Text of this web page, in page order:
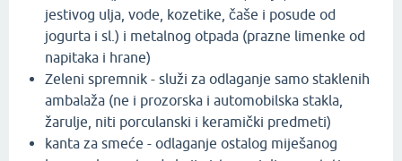
jestivog ulja, vode, kozetike, čaše i posude od
jogurta i sl.) i metalnog otpada (prazne limenke od
napitaka i hrane)
Zeleni spremnik - služi za odlaganje samo staklenih
ambalaža (ne i prozorska i automobilska stakla,
žarulje, niti porculanski i keramički predmeti)
kanta za smeće - odlaganje ostalog miješanog